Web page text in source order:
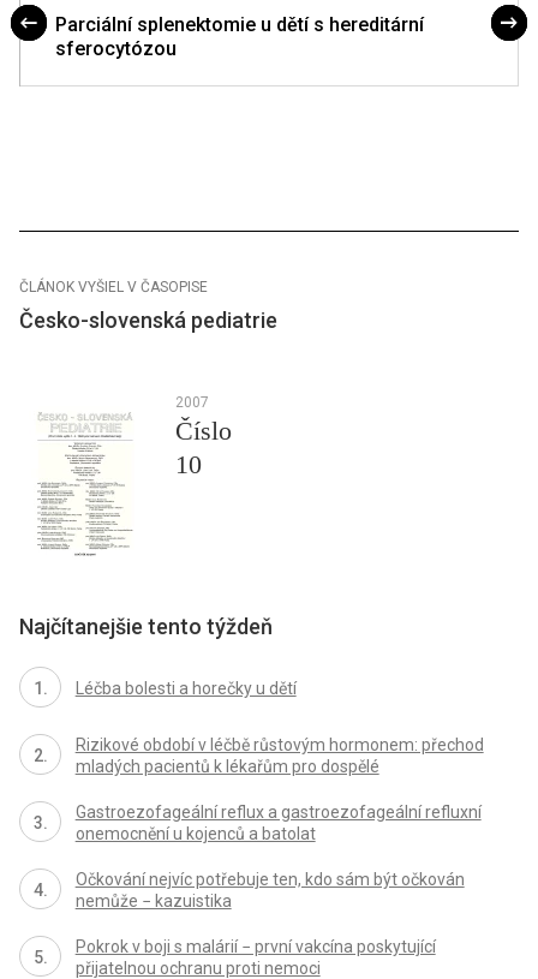
Parciální splenektomie u dětí s hereditární
sferocytózou
ČLÁNOK VYŠIEL V ČASOPISE
Česko-slovenská pediatrie
2007
Číslo
10
Najčítanejšie tento týždeň
Léčba bolesti a horečky u dětí
Rizikové období v léčbě růstovým hormonem: přechod
mladých pacientů k lékařům pro dospělé
Gastroezofageální reflux a gastroezofageální refluxní
onemocnění u kojenců a batolat
Očkování nejvíc potřebuje ten, kdo sám být očkován
nemůže − kazuistika
Pokrok v boji s malárií − první vakcína poskytující
přijatelnou ochranu proti nemoci